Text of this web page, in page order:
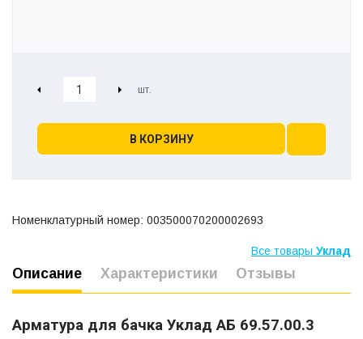
В КОРЗИНУ
Номенклатурный номер: 003500070200002693
Все товары Уклад
Описание Характеристики Отзывы
Арматура для бачка Уклад АБ 69.57.00.3